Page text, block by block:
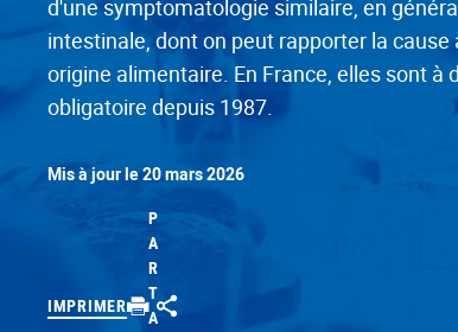
d'une symptomatologie similaire, en
intestinale, dont on peut rapporter la cause
origine alimentaire. En France, elles sont à
obligatoire depuis 1987.
Mis à jour le 20 mars 2026
IMPRIMER
P
A
R
T
A